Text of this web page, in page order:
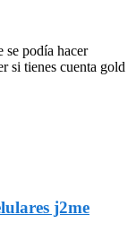
se podía hacer
si tienes cuenta gold
j2me